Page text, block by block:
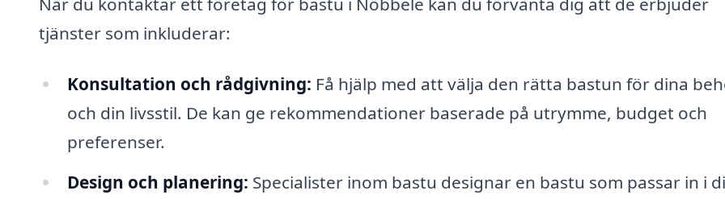
tjänster som inkluderar:
Konsultation och rådgivning: Få hjälp med att välja den rätta bastun för dina
och din livsstil. De kan ge rekommendationer baserade på utrymme, budget och
preferenser.
Design och planering: Specialister inom bastu designar en bastu som passar in i